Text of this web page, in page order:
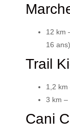
12 km
16 ans)
Trail
1,2 km
3 km –
Cani